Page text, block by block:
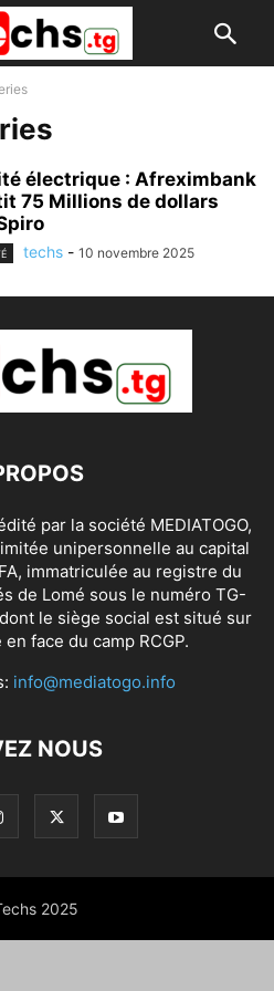
électrique : Afreximbank
75 Millions de dollars
techs - 10 novembre 2025
par la société MEDIATOGO,
unipersonnelle au capital
immatriculée au registre du
de Lomé sous le numéro TG-
le siège social est situé sur
face du camp RCGP.
info@mediatogo.info
NOUS
2025